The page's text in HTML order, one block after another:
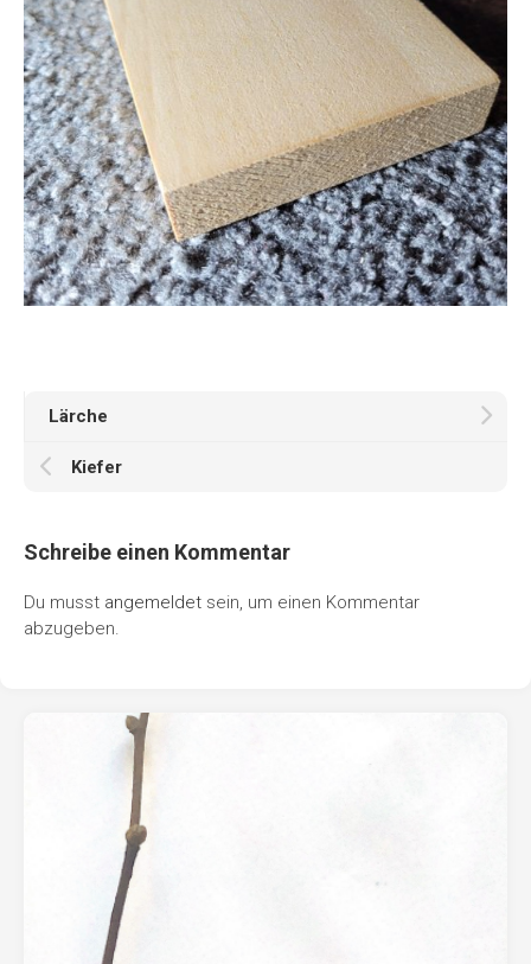
Lärche
Kiefer
Schreibe einen Kommentar
Du musst angemeldet sein, um einen Kommentar
abzugeben.